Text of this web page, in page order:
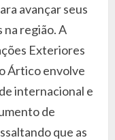
avançar seus
região. A
Exteriores
Ártico envolve
internacional e
de
que as